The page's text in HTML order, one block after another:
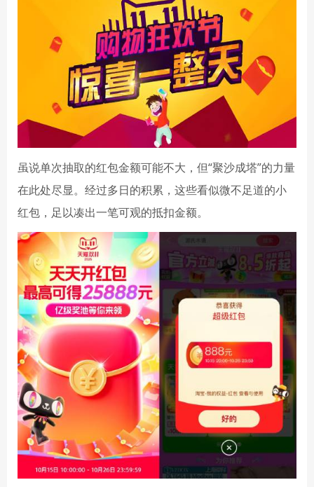
虽说单次抽取的红包金额可能不大，但“聚沙成塔”的力量
在此处尽显。经过多日的积累，这些看似微不足道的小
红包，足以凑出一笔可观的抵扣金额。